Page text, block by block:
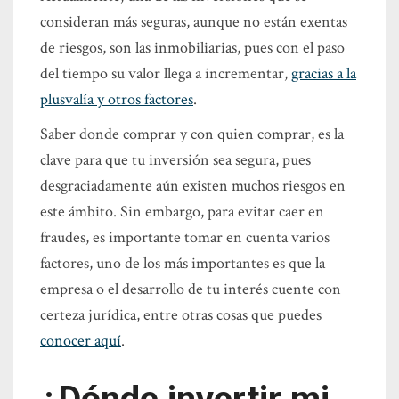
consideran más seguras, aunque no están exentas
de riesgos, son las inmobiliarias, pues con el paso
del tiempo su valor llega a incrementar,gracias a la
plusvalía y otros factores.
Saber donde comprar y con quien comprar, es la
clave para que tu inversión sea segura, pues
desgraciadamente aún existen muchos riesgos en
este ámbito. Sin embargo, para evitar caer en
fraudes, es importante tomar en cuenta varios
factores, uno de los más importantes es que la
empresa o el desarrollo de tu interés cuente con
certeza jurídica, entre otras cosas que puedes
conocer aquí.